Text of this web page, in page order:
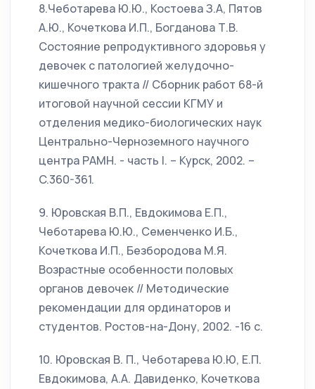
8.Чеботарева Ю.Ю., Костоева З.А, Пятов
А.Ю., Кочеткова И.П., Богданова Т.В.
Состояние репродуктивного здоровья у
девочек с патологией желудочно-
кишечного тракта // Cборник работ 68-й
итоговой научной сессии КГМУ и
отделения медико-биологических наук
Центрально-Черноземного научного
центра РАМН. - часть I. – Курск, 2002. –
C.360-361.
9. Юровская В.П., Евдокимова Е.П.,
Чеботарева Ю.Ю., Семенченко И.Б.,
Кочеткова И.П., Безбородова М.Я.
Возрастные особенности половых
органов девочек // Методические
рекомендации для ординаторов и
студентов. Ростов-на-Дону, 2002. -16 с.
10. Юровская В. П., Чеботарева Ю.Ю, Е.П.
Евдокимова, А.А. Давиденко, Кочеткова